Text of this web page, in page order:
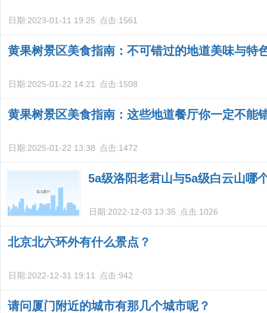
日期:2023-01-11 19:25 点击:1561
黄果树景区美食指南：不可错过的地道美味与特
日期:2025-01-22 14:21 点击:1508
黄果树景区美食指南：这些地道餐厅你一定不能
日期:2025-01-22 13:38 点击:1472
5a级洛阳老君山与5a级白云山哪
日期:2022-12-03 13:35 点击:1026
北京北六环外有什么景点？
日期:2022-12-31 19:11 点击:942
请问厦门附近的城市有那几个城市呢？